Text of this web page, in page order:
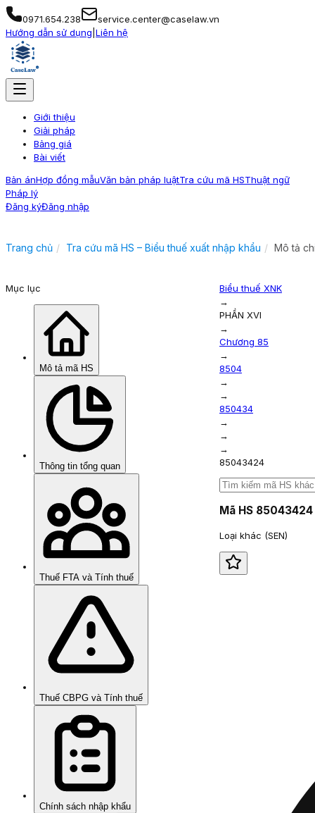
0971.654.238
service.center@caselaw.vn
Hướng dẫn sử dụng Liên hệ
Giới thiệu
Giải pháp
Bảng giá
Bài viết
Bản ánHợp đồng mẫuVăn bản pháp luậtTra cứu mã HSThuật ngữ
Pháp lý
Đăng kýĐăng nhập
Trang chủ Tra cứu mã HS – Biểu thuế xuất nhập khẩu Mô tả
Mục lục
Mô tả mã HS
Thông tin tổng quan
Thuế FTA và Tính thuế
Thuế CBPG và Tính thuế
Chính sách nhập khẩu
Biểu thuế XNK
→
PHẦN XVI
→
Chương 85
→
8504
→
→
850434
→
→
→
85043424
Mã HS 85043424
Loại khác (SEN)